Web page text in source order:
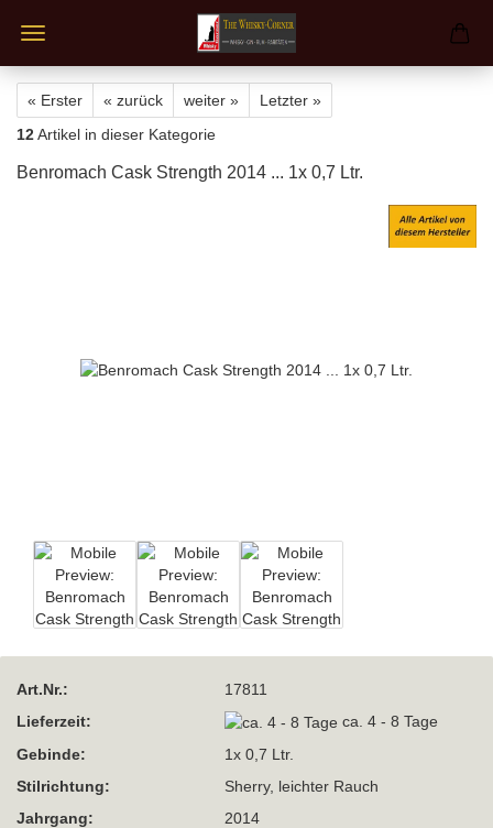
« Erster « zurück weiter »
Letzter »
12Artikel in dieser Kategorie
Benromach Cask Strength 2014 ... 1x 0,7 Ltr.
Art.Nr.:
17811
Lieferzeit:
ca. 4 - 8 Tage
Gebinde:
1x 0,7 Ltr.
Stilrichtung:
Sherry, leichter Rauch
Jahrgang:
2014